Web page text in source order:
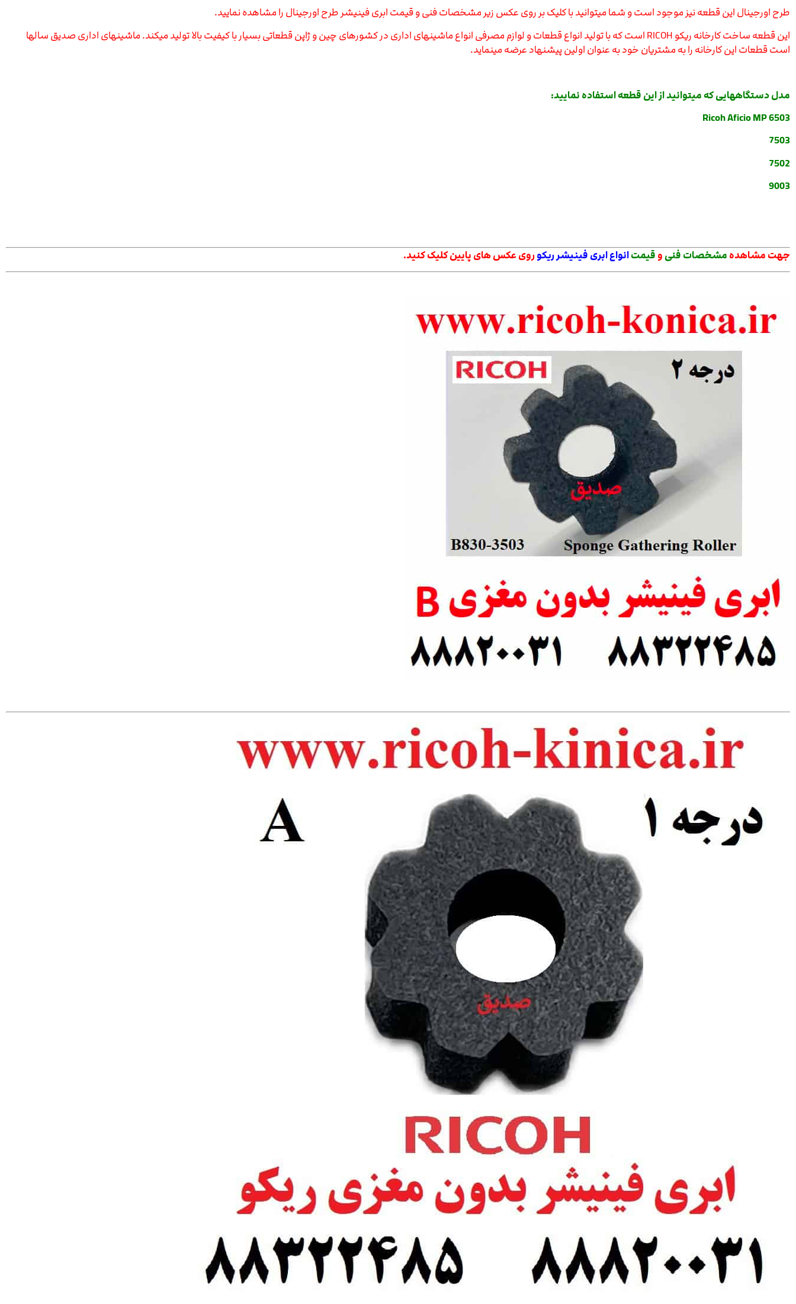
طرح اورجینال این قطعه نیز موجود است و شما میتوانید با کلیک بر روی عکس زیر مشخصات فنی و قیمت ابری فینیشر طرح اورجینال را مشاهده نمایید.
این قطعه ساخت کارخانه ریکو RICOH است که با تولید انواع قطعات و لوازم مصرفی انواع ماشینهای اداری در کشورهای چین و ژاپن قطعاتی بسیار با کیفیت بالا تولید میکند. ماشینهای اداری صدیق سالها
است قطعات این کارخانه را به مشتریان خود به عنوان اولین پیشنهاد عرضه مینماید.
مدل دستگاههایی که میتوانید از این قطعه استفاده نمایید:
Ricoh Aficio MP 6503
7503
7502
9003
جهت مشاهده مشخصات فنی و قیمتانواعابری فینیشر ریکو روی عکس های پایین کلیک کنید.